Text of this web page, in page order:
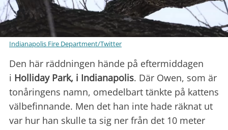
Indianapolis Fire Department/Twitter
Den här räddningen hände på eftermiddagen
i Holliday Park, i Indianapolis. Där Owen, som är
tonåringens namn, omedelbart tänkte på kattens
välbefinnande. Men det han inte hade räknat ut
var hur han skulle ta sig ner från det 10 meter